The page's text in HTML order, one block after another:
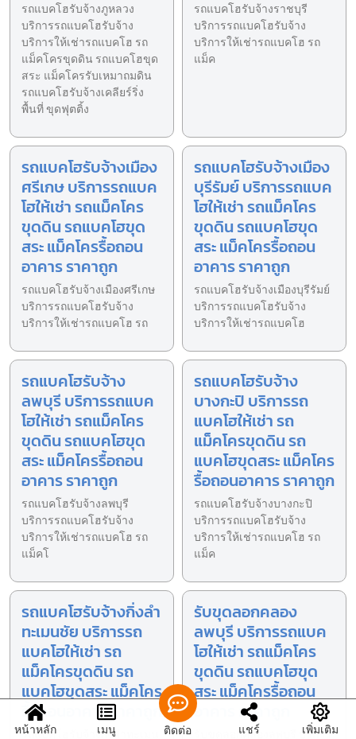
รถแบคโฮรับจ้างภูหลวง
บริการรถแบคโฮรับจ้าง
บริการให้เช่ารถแบคโฮ รถ
แม็คโครขุดดิน รถแบคโฮขุด
สระ แม็คโครรับเหมาถมดิน
รถแบคโฮรับจ้างเคลียร์ริ่ง
พื้นที่ ขุดฟุตติ้ง
รถแบคโฮรับจ้างราชบุรี
บริการรถแบคโฮรับจ้าง
บริการให้เช่ารถแบคโฮ รถ
แม็ค
รถแบคโฮรับจ้างเมือง
ศรีเกษ บริการรถแบค
โฮให้เช่า รถแม็คโคร
ขุดดิน รถแบคโฮขุด
สระ แม็คโครรื้อถอน
อาคาร ราคาถูก
รถแบคโฮรับจ้างเมืองศรีเกษ
บริการรถแบคโฮรับจ้าง
บริการให้เช่ารถแบคโฮ รถ
รถแบคโฮรับจ้างเมือง
บุรีรัมย์ บริการรถแบค
โฮให้เช่า รถแม็คโคร
ขุดดิน รถแบคโฮขุด
สระ แม็คโครรื้อถอน
อาคาร ราคาถูก
รถแบคโฮรับจ้างเมืองบุรีรัมย์
บริการรถแบคโฮรับจ้าง
บริการให้เช่ารถแบคโฮ
รถแบคโฮรับจ้าง
ลพบุรี บริการรถแบค
โฮให้เช่า รถแม็คโคร
ขุดดิน รถแบคโฮขุด
สระ แม็คโครรื้อถอน
อาคาร ราคาถูก
รถแบคโฮรับจ้างลพบุรี
บริการรถแบคโฮรับจ้าง
บริการให้เช่ารถแบคโฮ รถ
แม็คโ
รถแบคโฮรับจ้าง
บางกะปิ บริการรถ
แบคโฮให้เช่า รถ
แม็คโครขุดดิน รถ
แบคโฮขุดสระ แม็คโคร
รื้อถอนอาคาร ราคาถูก
รถแบคโฮรับจ้างบางกะปิ
บริการรถแบคโฮรับจ้าง
บริการให้เช่ารถแบคโฮ รถ
แม็ค
รถแบคโฮรับจ้างกิ่งลำ
ทะเมนชัย บริการรถ
แบคโฮให้เช่า รถ
แม็คโครขุดดิน รถ
แบคโฮขุดสระ แม็คโคร
รื้อถอนอาคาร ราคาถูก
รถแบคโฮรับจ้างกิ่งลำทะเมน
รับขุดลอกคลอง
ลพบุรี บริการรถแบค
โฮให้เช่า รถแม็คโคร
ขุดดิน รถแบคโฮขุด
สระ แม็คโครรื้อถอน
อาคาร ราคาถูก
รับขุดลอกคลองลพบุรี บริการ
หน้าหลัก เมนู ติดต่อ แชร์ เพิ่มเติม